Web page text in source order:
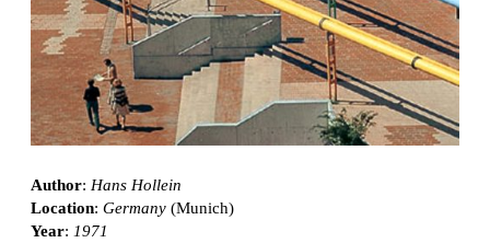
Author: Hans Hollein
Location: Germany (Munich)
Year: 1971